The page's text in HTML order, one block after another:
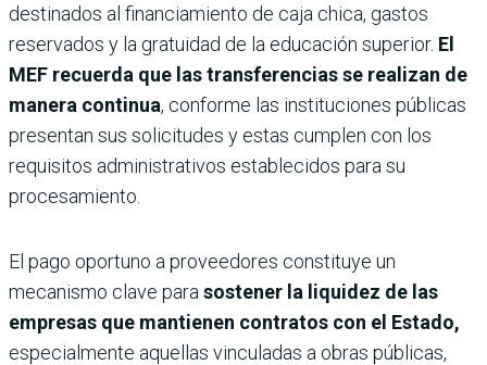
destinados al financiamiento de caja chica, gastos
reservados y la gratuidad de la educación superior. El
MEF recuerda que las transferencias se realizan de
manera continua, conforme las instituciones públicas
presentan sus solicitudes y estas cumplen con los
requisitos administrativos establecidos para su
procesamiento.
El pago oportuno a proveedores constituye un
mecanismo clave para sostener la liquidez de las
empresas que mantienen contratos con el Estado,
especialmente aquellas vinculadas a obras públicas,